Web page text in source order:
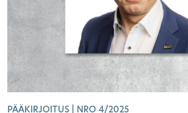
PÄÄKIRJOITUS | NRO 4/2025